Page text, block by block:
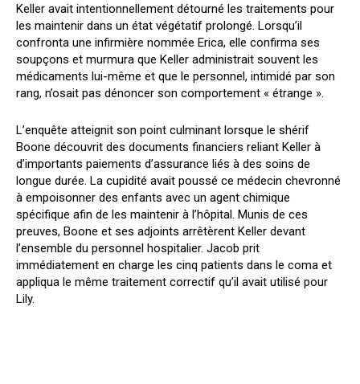
Keller avait intentionnellement détourné les traitements pour
les maintenir dans un état végétatif prolongé. Lorsqu’il
confronta une infirmière nommée Erica, elle confirma ses
soupçons et murmura que Keller administrait souvent les
médicaments lui-même et que le personnel, intimidé par son
rang, n’osait pas dénoncer son comportement « étrange ».
L’enquête atteignit son point culminant lorsque le shérif
Boone découvrit des documents financiers reliant Keller à
d’importants paiements d’assurance liés à des soins de
longue durée. La cupidité avait poussé ce médecin chevronné
à empoisonner des enfants avec un agent chimique
spécifique afin de les maintenir à l’hôpital. Munis de ces
preuves, Boone et ses adjoints arrêtèrent Keller devant
l’ensemble du personnel hospitalier. Jacob prit
immédiatement en charge les cinq patients dans le coma et
appliqua le même traitement correctif qu’il avait utilisé pour
Lily.